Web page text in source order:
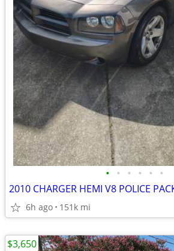
• • • • • •
2010 CHARGER HEMI V8 POLICE
6h ago 151k mi
$3,650